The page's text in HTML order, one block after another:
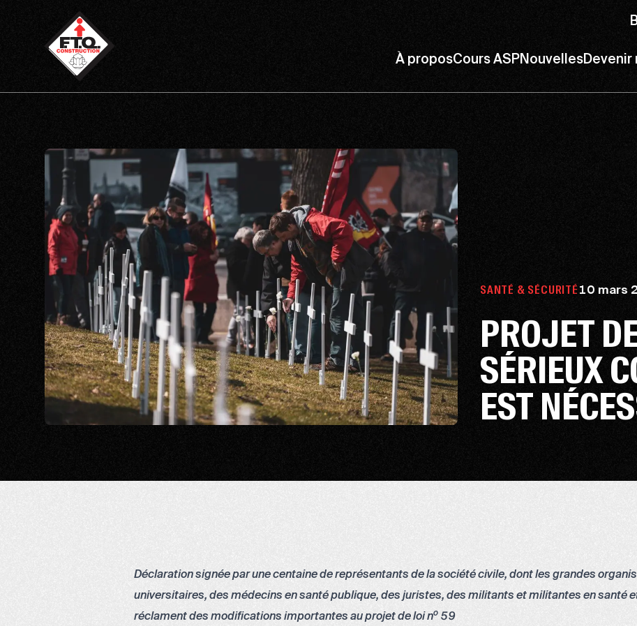
À proposCours ASPNouvellesDevenir
SANTÉ & SÉCURITÉ 10 mars
PROJET
SÉRIEUX
EST
Déclaration signée par une centaine de représentants de la société civile, dont les grandes
universitaires, des médecins en santé publique, des juristes, des militants et militantes en santé
réclament des modifications importantes au projet de loi no 59